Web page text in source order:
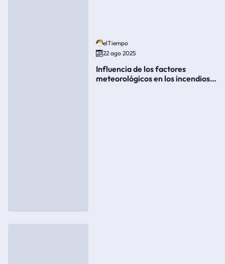
elTiempo
22 ago 2025
Influencia de los factores
meteorológicos en los incendios